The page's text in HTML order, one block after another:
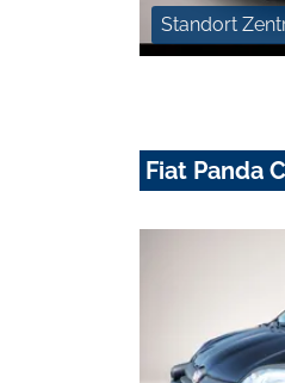
Standort
Fiat Panda